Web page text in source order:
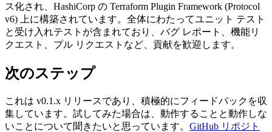
ス化され、HashiCorp の Terraform Plugin Framework (Protocol
v6) 上に構築されています。全体にわたってユニット テスト
と受け入れテストが含まれており、バグ レポート、機能リ
クエスト、プル リクエストなど、貢献を歓迎します。
次のステップ
これは v0.1.x リリースであり、積極的にフィードバックを収
集しています。試してみた場合は、動作することと動作しな
いことについて聞きたいと思っています。 GitHub リポジト